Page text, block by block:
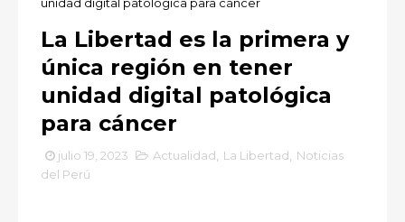
La Libertad es la primera y
única región en tener
unidad digital patológica
para cáncer
julio 19, 2023 Actualidad La Libertad
Noticias
del Perú